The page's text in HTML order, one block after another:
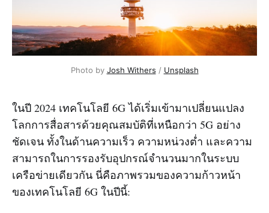
Photo by Josh Withers / Unsplash
ในปี 2024 เทคโนโลยี 6G ได้เริ่มเข้ามาเปลี่ยนแปลง
โลกการสื่อสารด้วยคุณสมบัติที่เหนือกว่า 5G อย่าง
ชัดเจน ทั้งในด้านความเร็ว ความหน่วงต่ำ และความ
สามารถในการรองรับอุปกรณ์จำนวนมากในระบบ
เครือข่ายเดียวกัน นี่คือภาพรวมของความก้าวหน้า
ของเทคโนโลยี 6G ในปีนี้: